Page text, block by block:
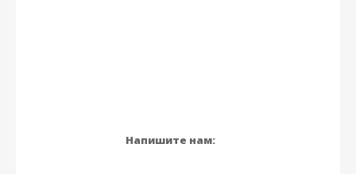
Напишите нам: